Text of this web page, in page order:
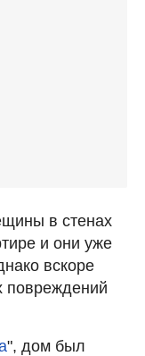
в стенах
и они уже
вскоре
повреждений
", дом был